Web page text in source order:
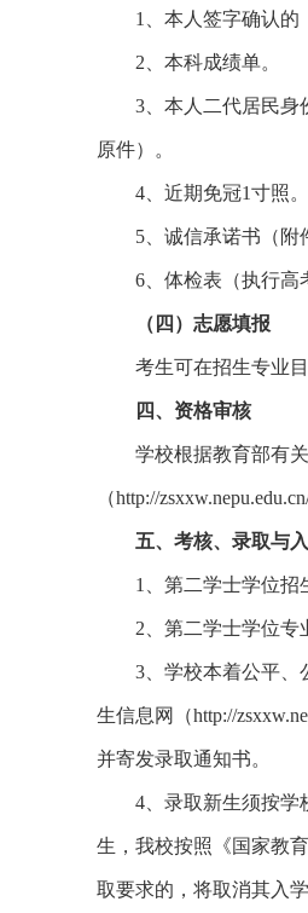
1、本人签字确认的
2、本科成绩单。
3、本人二代居民身
原件）。
4、近期免冠1寸照。
5、诚信承诺书（附
6、体检表（执行高
（四）志愿填报
考生可在招生专业
四、资格审核
学校根据教育部有
（http://
五、考核、录取与
1、第二学士学位招
2、第二学士学位专
3、学校本着公平、
生信息网（http://
并寄发录取通知书。
4、录取新生须按学
生，我校按照《国家教
取要求的，将取消其入